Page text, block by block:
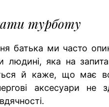
турботу
батька ми часто
людині, яка на
й каже, що має
аксесуари не